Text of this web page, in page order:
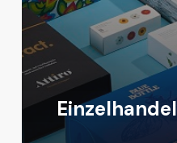
Einzelhandel